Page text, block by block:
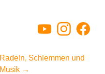
YouTubeInstagram
Radeln, Schlemmen und
Musik →